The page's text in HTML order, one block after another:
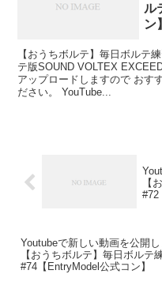
ル
ン】
【おうちボルテ】毎日ボルテ
テ版SOUND VOLTEX
アップロードしますので おす
ださい。 YouTube...
【
#72
Youtubeで新しい動画を公開
【おうちボルテ】毎日ボルテ
#74【EntryModel公式コン】